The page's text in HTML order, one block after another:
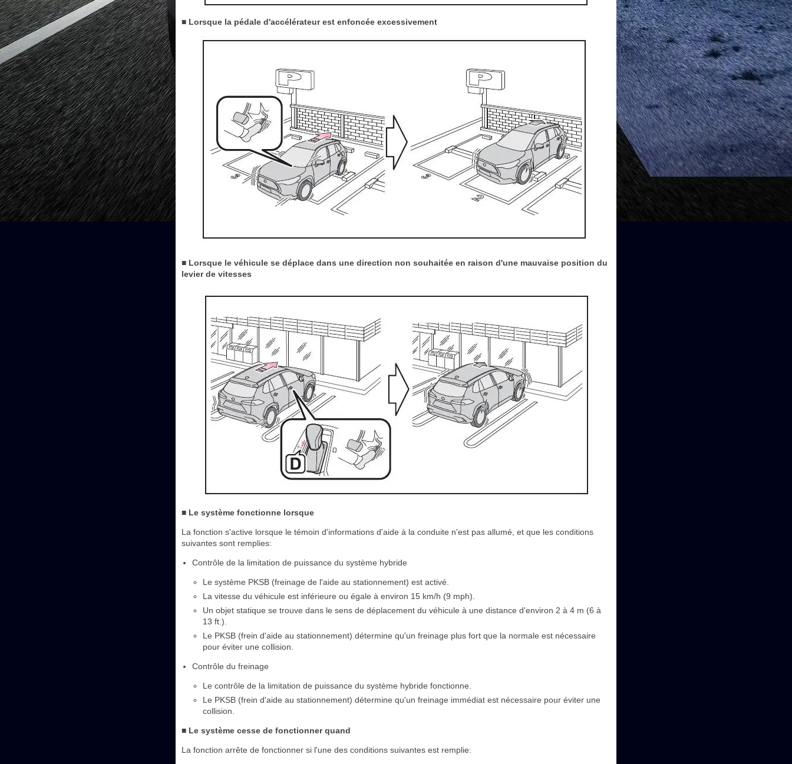
■ Lorsque la pédale d'accélérateur est enfoncée excessivement
■ Lorsque le véhicule se déplace dans une direction non souhaitée en raison d'une mauvaise position du
levier de vitesses
■ Le système fonctionne lorsque
La fonction s'active lorsque le témoin d'informations d'aide à la conduite n'est pas allumé, et que les conditions
suivantes sont remplies:
Contrôle de la limitation de puissance du système hybride
Le système PKSB (freinage de l'aide au stationnement) est activé.
La vitesse du véhicule est inférieure ou égale à environ 15 km/h (9 mph).
Un objet statique se trouve dans le sens de déplacement du véhicule à une distance d'environ 2 à 4 m (6 à
13 ft.).
Le PKSB (frein d'aide au stationnement) détermine qu'un freinage plus fort que la normale est nécessaire
pour éviter une collision.
Contrôle du freinage
Le contrôle de la limitation de puissance du système hybride fonctionne.
Le PKSB (frein d'aide au stationnement) détermine qu'un freinage immédiat est nécessaire pour éviter une
collision.
■ Le système cesse de fonctionner quand
La fonction arrête de fonctionner si l'une des conditions suivantes est remplie: